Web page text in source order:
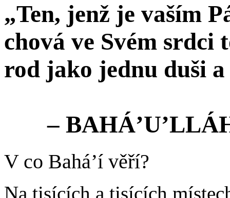
„Ten, jenž je vaším
chová ve Svém srdci
rod jako jednu duši
–
V co Bahá’í věří?
Na tisících a tisících